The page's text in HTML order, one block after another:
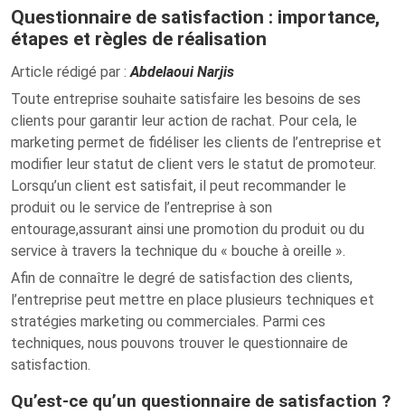
Questionnaire de satisfaction : importance,
étapes et règles de réalisation
Article rédigé par :Abdelaoui Narjis
Toute entreprise souhaite satisfaire les besoins de ses
clients pour garantir leur action de rachat. Pour cela, le
marketing permet de fidéliser les clients de l’entreprise et
modifier leur statut de client vers le statut de promoteur.
Lorsqu’un client est satisfait, il peut recommander le
produit ou le service de l’entreprise à son
entourage,assurant ainsi une promotion du produit ou du
service à travers la technique du « bouche à oreille ».
Afin de connaître le degré de satisfaction des clients,
l’entreprise peut mettre en place plusieurs techniques et
stratégies marketing ou commerciales. Parmi ces
techniques, nous pouvons trouver le questionnaire de
satisfaction.
Qu’est-ce qu’un questionnaire de satisfaction ?